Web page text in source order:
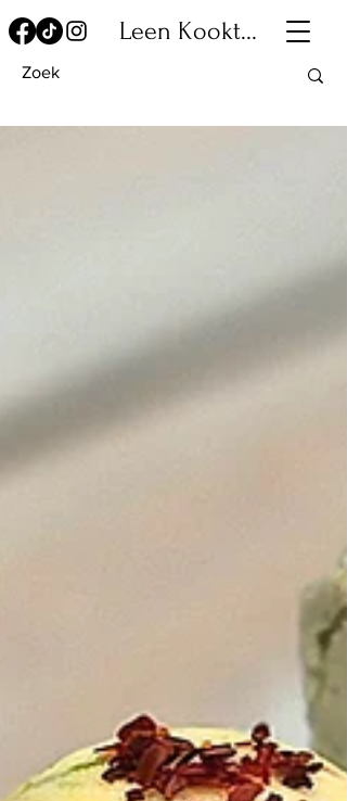
Leen Kookt...